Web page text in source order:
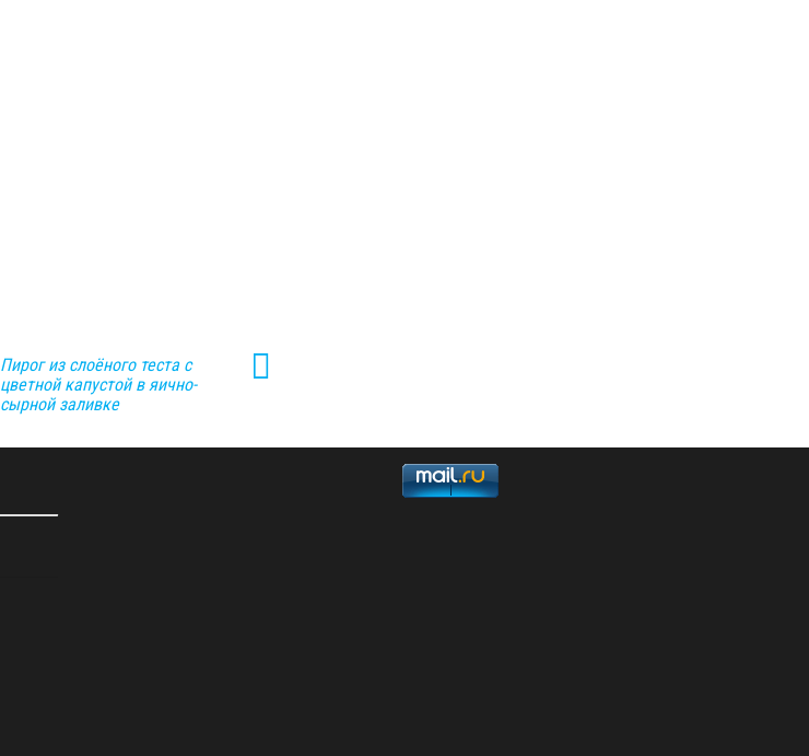
Пирог из слоёного теста с
цветной капустой в яично-
сырной заливке